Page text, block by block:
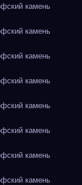
камень
камень
камень
камень
камень
камень
камень
камень